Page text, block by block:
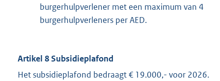
burgerhulpverlener met een maximum van 4
burgerhulpverleners per AED.
Artikel 8 Subsidieplafond
Het subsidieplafond bedraagt € 19.000,- voor 2026.